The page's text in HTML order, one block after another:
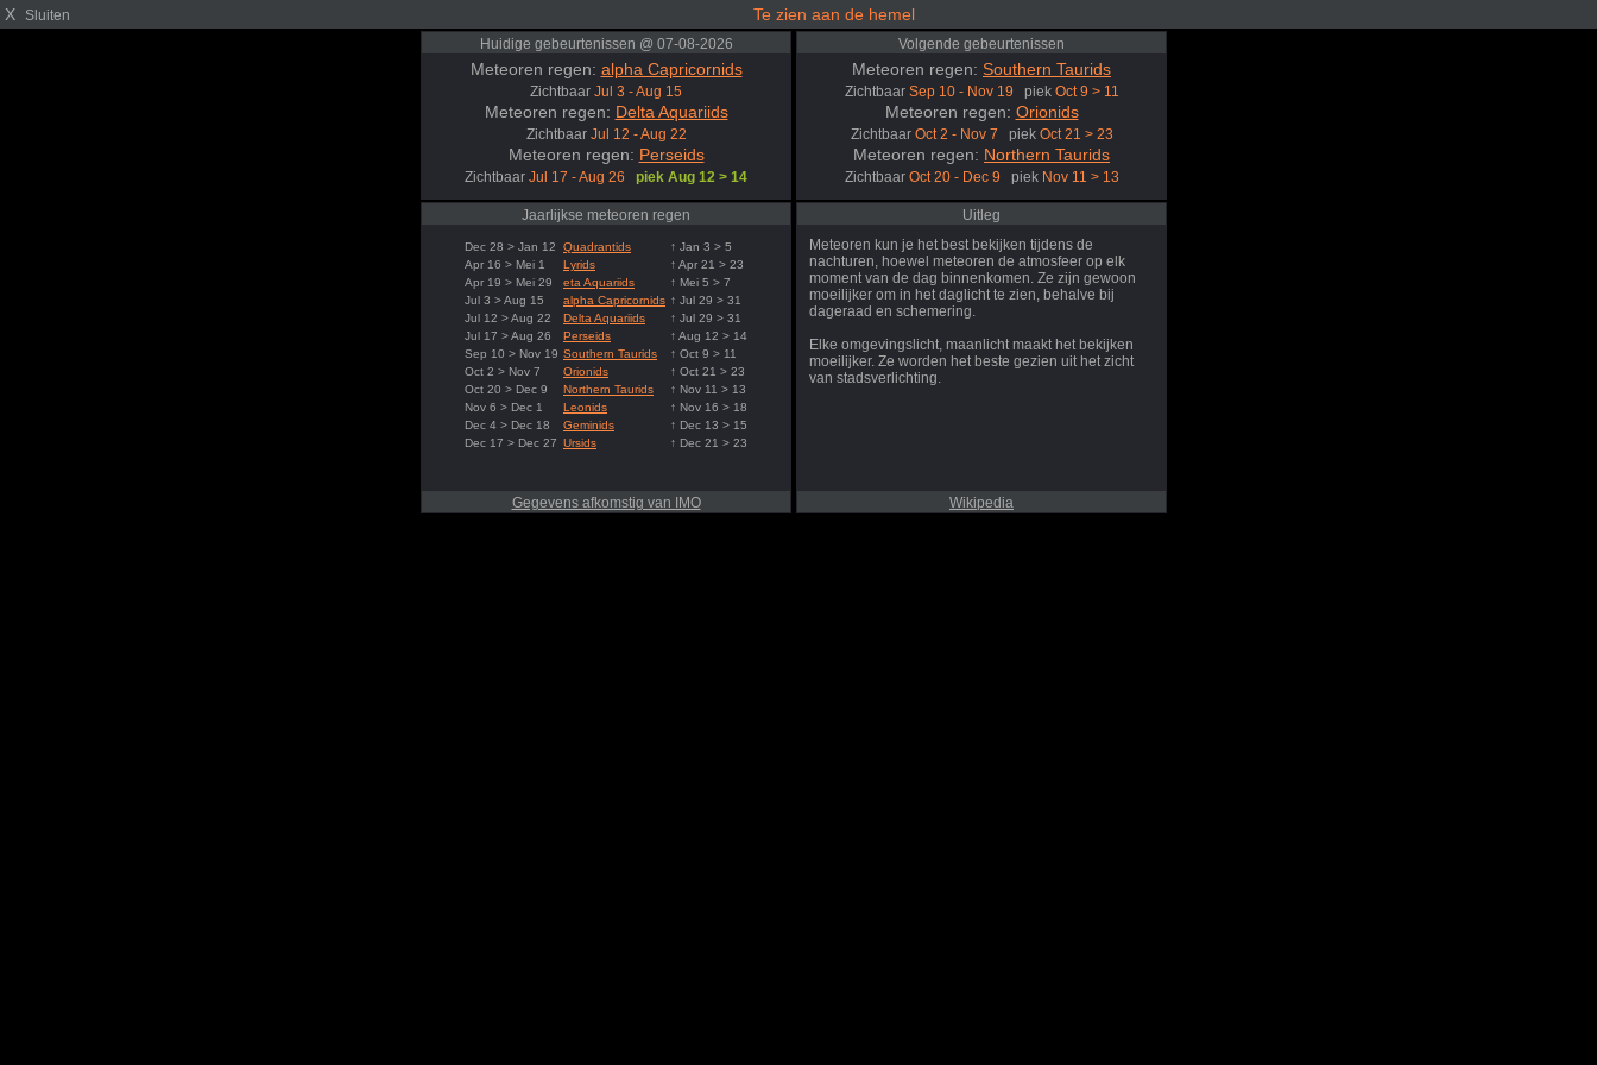
X Sluiten Te zien aan de hemel
Huidige gebeurtenissen @ 07-08-2026
Meteoren regen: alpha Capricornids
Zichtbaar Jul 3 - Aug 15
Meteoren regen: Delta Aquariids
Zichtbaar Jul 12 - Aug 22
Meteoren regen: Perseids
Zichtbaar Jul 17 - Aug 26 piek Aug 12 > 14
Volgende gebeurtenissen
Meteoren regen: Southern Taurids
Zichtbaar Sep 10 - Nov 19 piek Oct 9 > 11
Meteoren regen: Orionids
Zichtbaar Oct 2 - Nov 7 piek Oct 21 > 23
Meteoren regen: Northern Taurids
Zichtbaar Oct 20 - Dec 9 piek Nov 11 > 13
Jaarlijkse meteoren regen
Dec 28 > Jan 12 Quadrantids
↑ Jan 3 > 5
Apr 16 > Mei 1
Lyrids
↑ Apr 21 > 23
Apr 19 > Mei 29
eta Aquariids
↑ Mei 5 > 7
Jul 3 > Aug 15
alpha Capricornids ↑ Jul 29 > 31
Jul 12 > Aug 22
Delta Aquariids
↑ Jul 29 > 31
Jul 17 > Aug 26
Perseids
↑ Aug 12 > 14
Sep 10 > Nov 19 Southern Taurids
↑ Oct 9 > 11
Oct 2 > Nov 7
Orionids
↑ Oct 21 > 23
Oct 20 > Dec 9
Northern Taurids
↑ Nov 11 > 13
Nov 6 > Dec 1
Leonids
↑ Nov 16 > 18
Dec 4 > Dec 18
Geminids
↑ Dec 13 > 15
Dec 17 > Dec 27 Ursids ↑ Dec 21 > 23
Gegevens afkomstig van IMO
Uitleg
Meteoren kun je het best bekijken tijdens de
nachturen, hoewel meteoren de atmosfeer op elk
moment van de dag binnenkomen. Ze zijn gewoon
moeilijker om in het daglicht te zien, behalve bij
dageraad en schemering.
Elke omgevingslicht, maanlicht maakt het bekijken
moeilijker. Ze worden het beste gezien uit het zicht
van stadsverlichting.
Wikipedia